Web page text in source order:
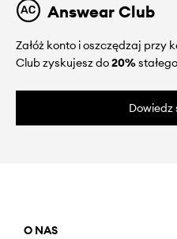
Answear Club
Załóż konto i oszczędzaj przy
Club zyskujesz do20%
Dowiedz
O NAS